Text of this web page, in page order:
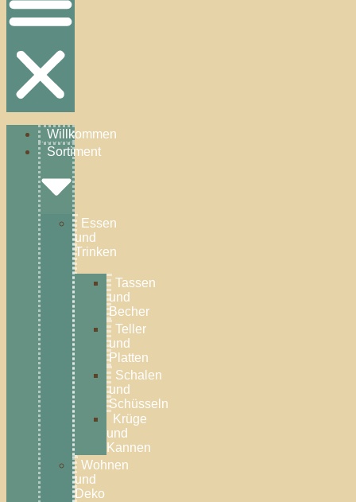
Willkommen
Sortiment
Essen
und
Trinken
Tassen
und
Becher
Teller
und
Platten
Schalen
und
Schüsseln
Krüge
und
Kannen
Wohnen
und
Deko